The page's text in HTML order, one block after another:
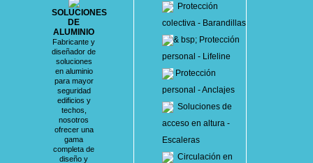
SOLUCIONES
DE
ALUMINIO
Fabricante y
diseñador de
soluciones
en aluminio
para mayor
seguridad
edificios y
techos,
nosotros
ofrecer una
gama
completa de
diseño y
Protección
colectiva - Barandillas
& bsp; Protección
personal - Lifeline
Protección
personal - Anclajes
Soluciones de
acceso en altura -
Escaleras
Circulación en